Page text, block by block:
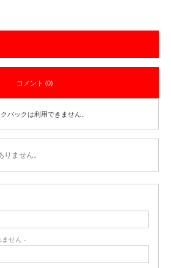
コメント (0)
クバックは利用できません。
ません。
せん -